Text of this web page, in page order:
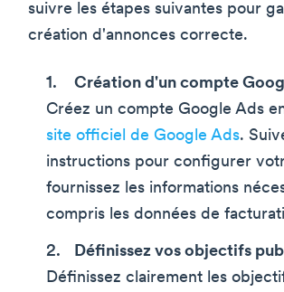
suivre les étapes suivantes pour
création d'annonces correcte.
Création d'un compte
Créez un compte Google Ads
site officiel de Google Ads.
instructions pour configurer
fournissez les informations
compris les données de
Définissez vos objectifs
Définissez clairement les